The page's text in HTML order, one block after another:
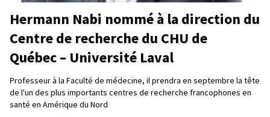
Hermann Nabi nommé à la direction du
Centre de recherche du CHU de
Québec – Université Laval
Professeur à la Faculté de médecine, il prendra en septembre la tête
de l'un des plus importants centres de recherche francophones en
santé en Amérique du Nord